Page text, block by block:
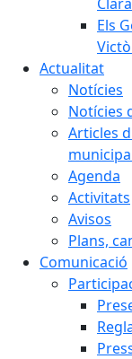
Els
Actualitat
Notícies
Notícies
Articles
Agenda
Activitats
Avisos
Plans,
Comunicació